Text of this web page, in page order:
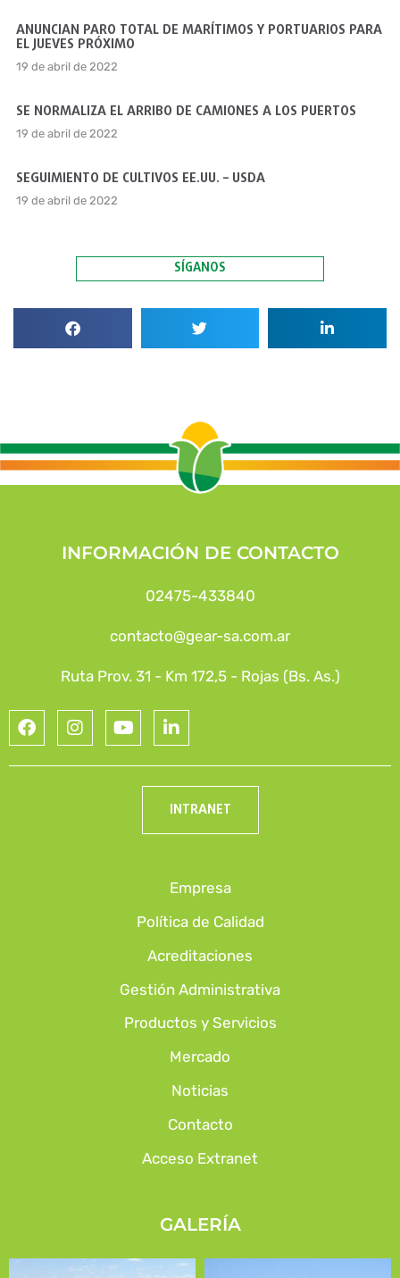
ANUNCIAN PARO TOTAL DE MARÍTIMOS Y PORTUARIOS PARA
EL JUEVES PRÓXIMO
19 de abril de 2022
SE NORMALIZA EL ARRIBO DE CAMIONES A LOS PUERTOS
19 de abril de 2022
SEGUIMIENTO DE CULTIVOS EE.UU. – USDA
19 de abril de 2022
SÍGANOS
INFORMACIÓN DE CONTACTO
02475-433840
contacto@gear-sa.com.ar
Ruta Prov. 31 - Km 172,5 - Rojas (Bs. As.)
INTRANET
Empresa
Política de Calidad
Acreditaciones
Gestión Administrativa
Productos y Servicios
Mercado
Noticias
Contacto
Acceso Extranet
GALERÍA